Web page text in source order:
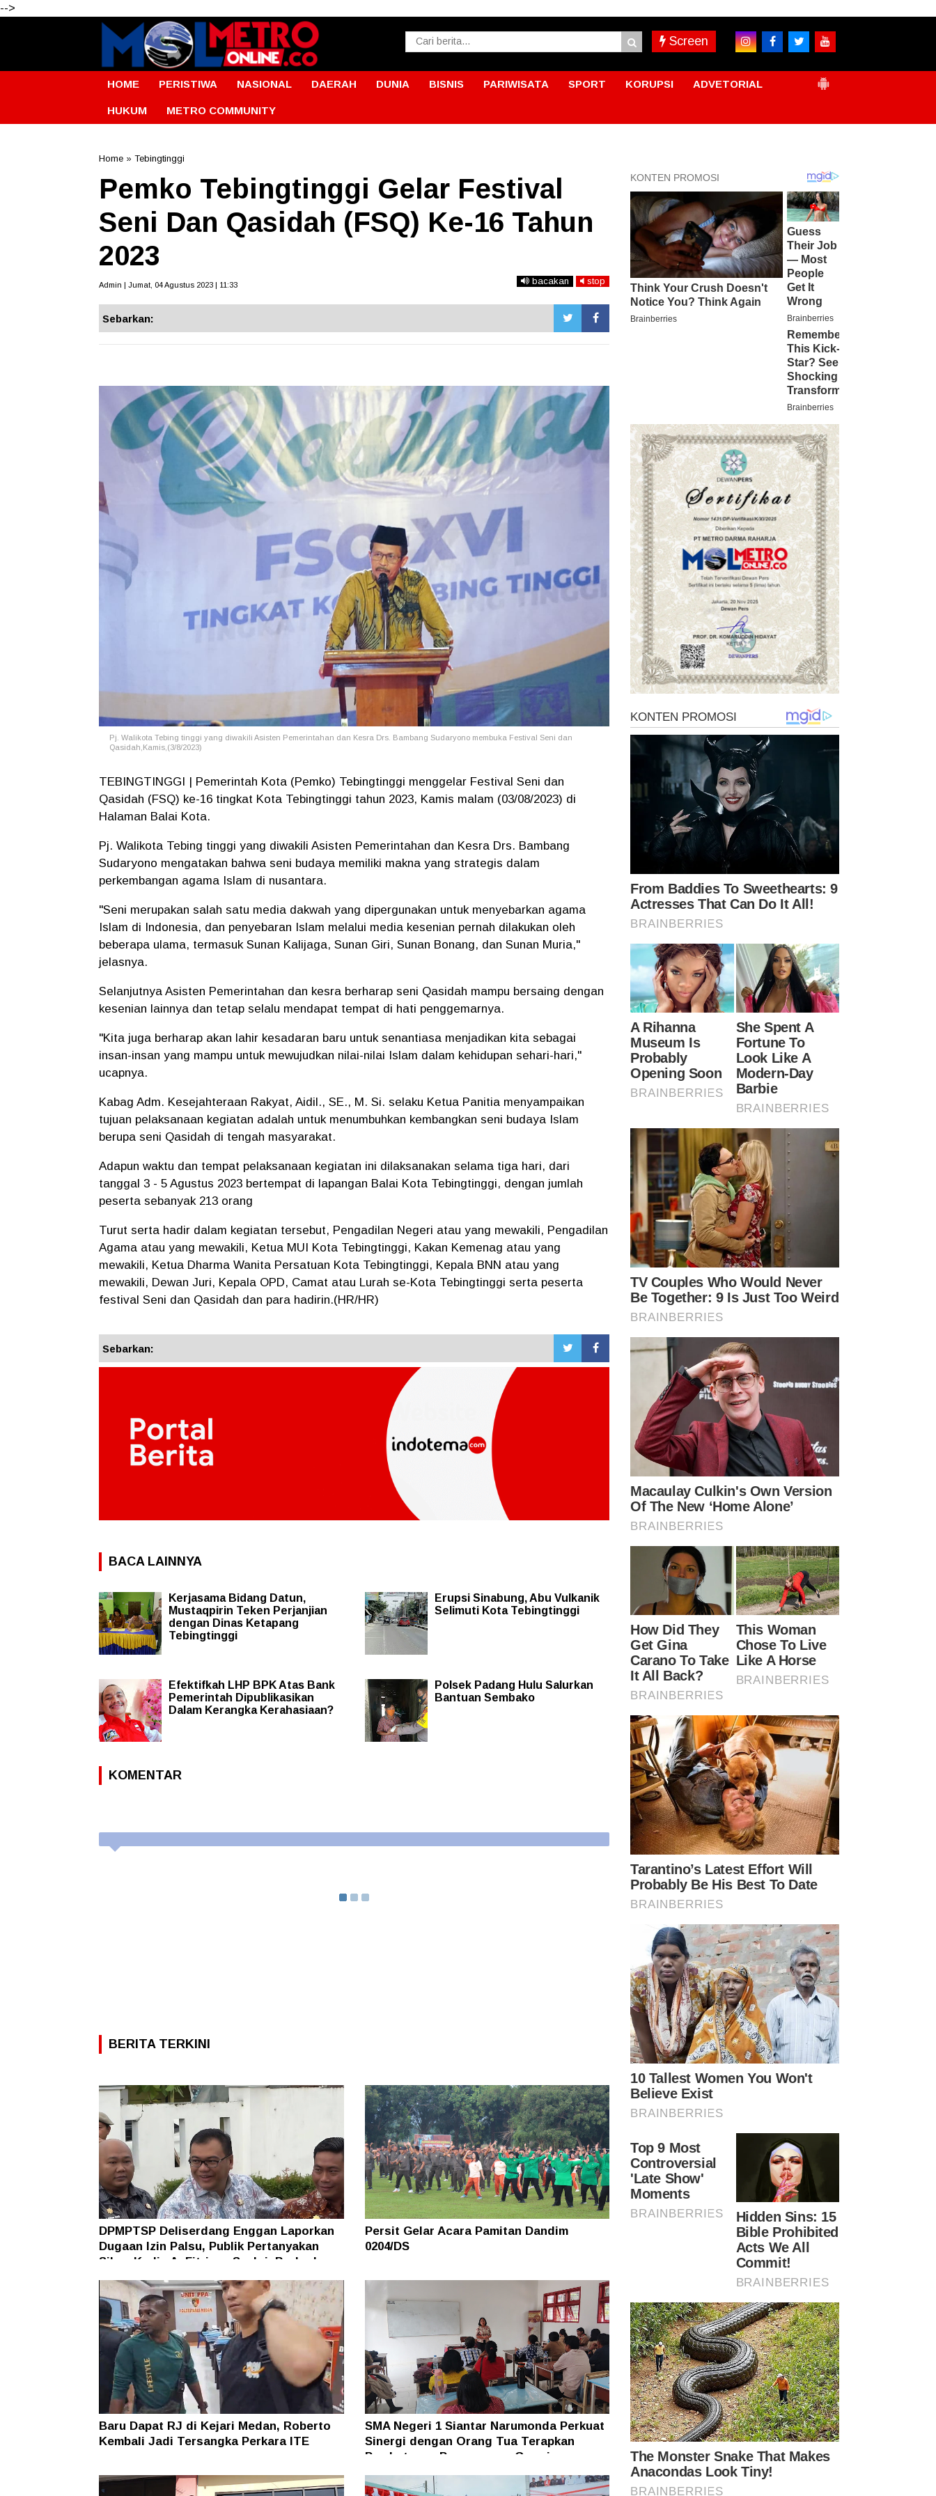
-->
Screen
HOME PERISTIWA NASIONAL DAERAH DUNIA BISNIS PARIWISATA SPORT KORUPSI ADVETORIAL
HUKUM METRO COMMUNITY
Home » Tebingtinggi
Pemko Tebingtinggi Gelar Festival
Seni Dan Qasidah (FSQ) Ke-16 Tahun
2023
Admin | Jumat, 04 Agustus 2023 | 11:33 bacakan stop
Sebarkan:
Pj. Walikota Tebing tinggi yang diwakili Asisten Pemerintahan dan Kesra Drs. Bambang Sudaryono membuka Festival Seni dan
Qasidah,Kamis,(3/8/2023)
TEBINGTINGGI | Pemerintah Kota (Pemko) Tebingtinggi menggelar Festival Seni dan
Qasidah (FSQ) ke-16 tingkat Kota Tebingtinggi tahun 2023, Kamis malam (03/08/2023) di
Halaman Balai Kota.
Pj. Walikota Tebing tinggi yang diwakili Asisten Pemerintahan dan Kesra Drs. Bambang
Sudaryono mengatakan bahwa seni budaya memiliki makna yang strategis dalam
perkembangan agama Islam di nusantara.
"Seni merupakan salah satu media dakwah yang dipergunakan untuk menyebarkan agama
Islam di Indonesia, dan penyebaran Islam melalui media kesenian pernah dilakukan oleh
beberapa ulama, termasuk Sunan Kalijaga, Sunan Giri, Sunan Bonang, dan Sunan Muria,"
jelasnya.
Selanjutnya Asisten Pemerintahan dan kesra berharap seni Qasidah mampu bersaing dengan
kesenian lainnya dan tetap selalu mendapat tempat di hati penggemarnya.
"Kita juga berharap akan lahir kesadaran baru untuk senantiasa menjadikan kita sebagai
insan-insan yang mampu untuk mewujudkan nilai-nilai Islam dalam kehidupan sehari-hari,"
ucapnya.
Kabag Adm. Kesejahteraan Rakyat, Aidil., SE., M. Si. selaku Ketua Panitia menyampaikan
tujuan pelaksanaan kegiatan adalah untuk menumbuhkan kembangkan seni budaya Islam
berupa seni Qasidah di tengah masyarakat.
Adapun waktu dan tempat pelaksanaan kegiatan ini dilaksanakan selama tiga hari, dari
tanggal 3 - 5 Agustus 2023 bertempat di lapangan Balai Kota Tebingtinggi, dengan jumlah
peserta sebanyak 213 orang
Turut serta hadir dalam kegiatan tersebut, Pengadilan Negeri atau yang mewakili, Pengadilan
Agama atau yang mewakili, Ketua MUI Kota Tebingtinggi, Kakan Kemenag atau yang
mewakili, Ketua Dharma Wanita Persatuan Kota Tebingtinggi, Kepala BNN atau yang
mewakili, Dewan Juri, Kepala OPD, Camat atau Lurah se-Kota Tebingtinggi serta peserta
festival Seni dan Qasidah dan para hadirin.(HR/HR)
Sebarkan:
BACA LAINNYA
Kerjasama Bidang Datun,
Mustaqpirin Teken Perjanjian
dengan Dinas Ketapang
Tebingtinggi
Erupsi Sinabung, Abu Vulkanik
Selimuti Kota Tebingtinggi
Efektifkah LHP BPK Atas Bank
Pemerintah Dipublikasikan
Dalam Kerangka Kerahasiaan?
Polsek Padang Hulu Salurkan
Bantuan Sembako
KOMENTAR
BERITA TERKINI
DPMPTSP Deliserdang Enggan Laporkan
Dugaan Izin Palsu, Publik Pertanyakan
Sikap Kadis A. Fitriyan Syukri, Berbeda
dengan Cipta Karya
Persit Gelar Acara Pamitan Dandim
0204/DS
Baru Dapat RJ di Kejari Medan, Roberto
Kembali Jadi Tersangka Perkara ITE
SMA Negeri 1 Siantar Narumonda Perkuat
Sinergi dengan Orang Tua Terapkan
Pembatasan Penggunaan Gawai